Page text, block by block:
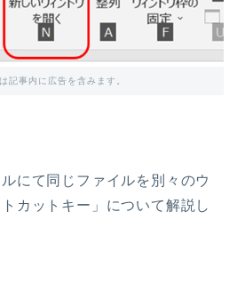
記事内に広告を含みます。
にて同じファイルを別々のウ
カットキー」について解説し